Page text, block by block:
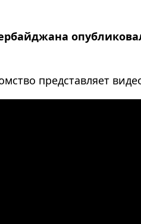
представляет